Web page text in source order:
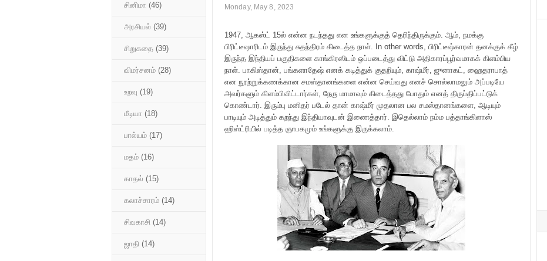
Monday, May 8, 2023
1947, ஆகஸ்ட் 15ல் என்ன நடந்தது என உங்களுக்குத் தெரிந்திருக்கும். ஆம், நமக்கு
பிரிட்டீஷாரிடம் இருந்து சுதந்திரம் கிடைத்த நாள். In other words, பிரிட்டீஷ்காரன் தனக்குக் கீழ்
இருந்த இந்தியப் பகுதிகளை காங்கிரஸிடம் ஒப்படைத்து விட்டு அதிகாரப்பூர்வமாகக் கிளம்பிய
நாள். பாகிஸ்தான், பங்களாதேஷ் எனக் கடித்துக் குதறியும், காஷ்மீர், ஜுனாகட், ஹைதராபாத்
என நூற்றுக்கணக்கான சமஸ்தானங்களை என்ன செய்வது எனச் சொல்லாமலும் அப்படியே
அவர்களும் கிளம்பிவிட்டார்கள், நேரு மாமாவும் கிடைத்தது போதும் எனத் திருப்திப்பட்டுக்
கொண்டார். இரும்பு மனிதர் படேல் தான் காஷ்மீர் முதலான பல சமஸ்தானங்களை, ஆடியும்
பாடியும் அடித்தும் கறந்து இந்தியாவுடன் இணைத்தார். இதெல்லாம் நம்ம பத்தாங்கிளாஸ்
ஹிஸ்ட்ரியில் படித்த ஞாபகமும் உங்களுக்கு இருக்கலாம்.
சினிமா (46)
அரசியல் (39)
சிறுகதை (39)
விமர்சனம் (28)
உறவு (19)
மீடியா (18)
பால்யம் (17)
மதம் (16)
காதல் (15)
கலாச்சாரம் (14)
சிவகாசி (14)
ஜாதி (14)